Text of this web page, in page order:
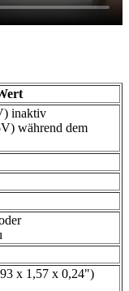
inaktiv
während dem
x 1,57 x 0,24")